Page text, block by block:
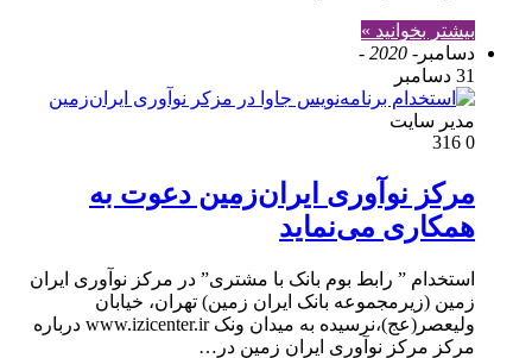
بیشتر بخوانید »
دسامبر - 2020 -
31 دسامبر
مدير سايت
0
مرکز نوآوری ایران‌زمین دعوت به
همکاری می‌نماید
استخدام ” رابط بوم بانک با مشتری” در مرکز نوآوری ایران
زمین (زیرمجموعه بانک ایران زمین) تهران، خیابان
ولیعصر(عج)،نرسیده به میدان ونک www.izicenter.ir درباره
مرکز مرکز نوآوری ایران زمین در…